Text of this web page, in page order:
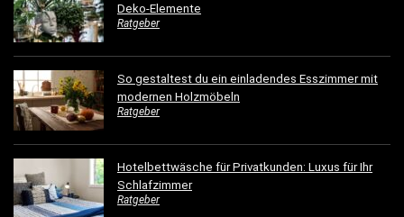
Deko-Elemente
Ratgeber
So gestaltest du ein einladendes Esszimmer mit
modernen Holzmöbeln
Ratgeber
Hotelbettwäsche für Privatkunden: Luxus für Ihr
Schlafzimmer
Ratgeber